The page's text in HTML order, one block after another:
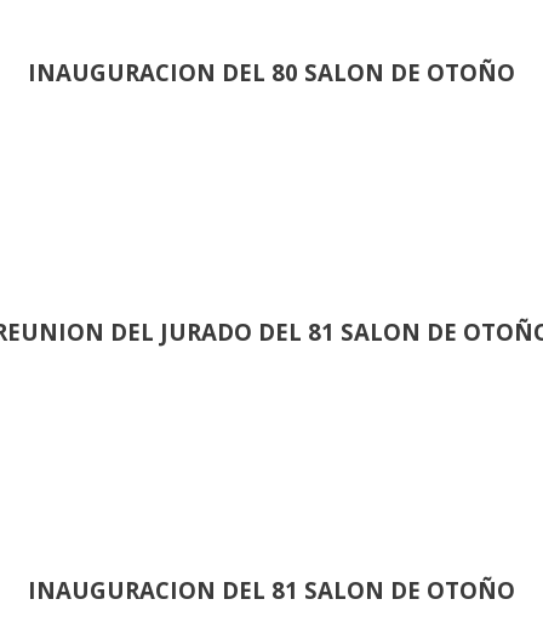
INAUGURACION DEL 80 SALON DE OTOÑO
DEL JURADO DEL 81 SALON DE
INAUGURACION DEL 81 SALON DE OTOÑO